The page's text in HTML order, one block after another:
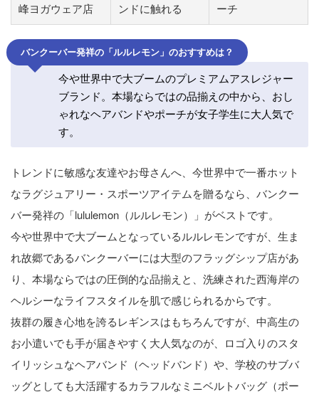
峰ヨガウェア店
ンドに触れる
ーチ
バンクーバー発祥の「ルルレモン」のおすすめは？
今や世界中で大ブームのプレミアムアスレジャー
ブランド。本場ならではの品揃えの中から、おし
ゃれなヘアバンドやポーチが女子学生に大人気で
す。
トレンドに敏感な友達やお母さんへ、今世界中で一番ホット
なラグジュアリー・スポーツアイテムを贈るなら、バンクー
バー発祥の「lululemon（ルルレモン）」がベストです。
今や世界中で大ブームとなっているルルレモンですが、生ま
れ故郷であるバンクーバーには大型のフラッグシップ店があ
り、本場ならではの圧倒的な品揃えと、洗練された西海岸の
ヘルシーなライフスタイルを肌で感じられるからです。
抜群の履き心地を誇るレギンスはもちろんですが、中高生の
お小遣いでも手が届きやすく大人気なのが、ロゴ入りのスタ
イリッシュなヘアバンド（ヘッドバンド）や、学校のサブバ
ッグとしても大活躍するカラフルなミニベルトバッグ（ポー